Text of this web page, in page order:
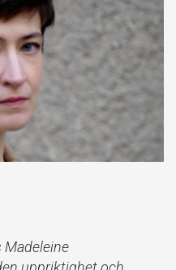
Madeleine